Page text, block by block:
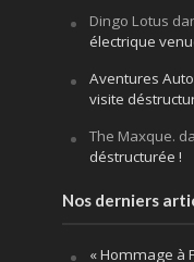
Dingo Lotus
électrique
Aventures Auto
visite
The Maxque.
déstructurée !
Nos derniers
« Hommage à